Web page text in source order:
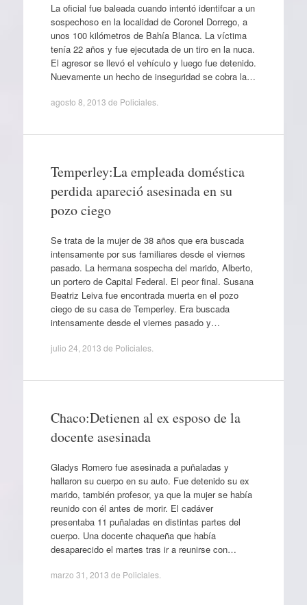
La oficial fue baleada cuando intentó identifcar a un
sospechoso en la localidad de Coronel Dorrego, a
unos 100 kilómetros de Bahía Blanca. La víctima
tenía 22 años y fue ejecutada de un tiro en la nuca.
El agresor se llevó el vehículo y luego fue detenido.
Nuevamente un hecho de inseguridad se cobra la…
agosto 8, 2013 de Policiales.
Temperley:La empleada doméstica
perdida apareció asesinada en su
pozo ciego
Se trata de la mujer de 38 años que era buscada
intensamente por sus familiares desde el viernes
pasado. La hermana sospecha del marido, Alberto,
un portero de Capital Federal. El peor final. Susana
Beatriz Leiva fue encontrada muerta en el pozo
ciego de su casa de Temperley. Era buscada
intensamente desde el viernes pasado y…
julio 24, 2013 de Policiales.
Chaco:Detienen al ex esposo de la
docente asesinada
Gladys Romero fue asesinada a puñaladas y
hallaron su cuerpo en su auto. Fue detenido su ex
marido, también profesor, ya que la mujer se había
reunido con él antes de morir. El cadáver
presentaba 11 puñaladas en distintas partes del
cuerpo. Una docente chaqueña que había
desaparecido el martes tras ir a reunirse con…
marzo 31, 2013 de Policiales.